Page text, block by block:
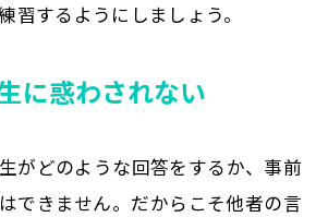
習するようにしましょう。
に惑わされない
がどのような回答をするか、事前
できません。だからこそ他者の言